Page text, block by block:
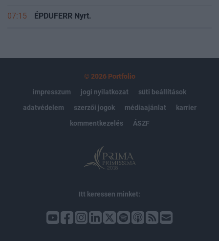
07:15 ÉPDUFERR Nyrt.
© 2026 Portfolio
impresszum
jogi nyilatkozat
süti beállítások
adatvédelem
szerzői jogok médiaajánlat
karrier
kommentkezelés
ÁSZF
Itt keressen minket: